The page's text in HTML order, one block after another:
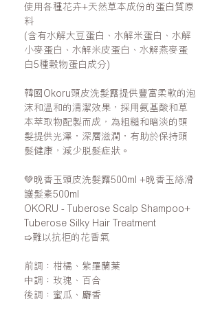
使用各種花卉+天然草本成份的蛋白質原
料
(含有水解大豆蛋白、水解米蛋白、水解
小麥蛋白、水解米皮蛋白、水解燕麥蛋
白5種穀物蛋白成分)
韓國 Okoru頭皮洗髮露提供豐富柔軟的泡
沫和溫和的清潔效果，採用氨基酸和草
本萃取物配製而成，為粗糙和暗淡的頭
髮提供光澤，深層滋潤，有助於保持頭
髮健康，減少脫髮症狀。
💚晚香玉頭皮洗髮露500ml +晚香玉絲滑
護髮素500ml
OKORU - Tuberose Scalp Shampoo+
Tuberose Silky Hair Treatment
➯難以抗拒的花香氣
前調：柑橘、紫羅蘭葉
中調：玫瑰、百合
後調：蜜瓜、麝香